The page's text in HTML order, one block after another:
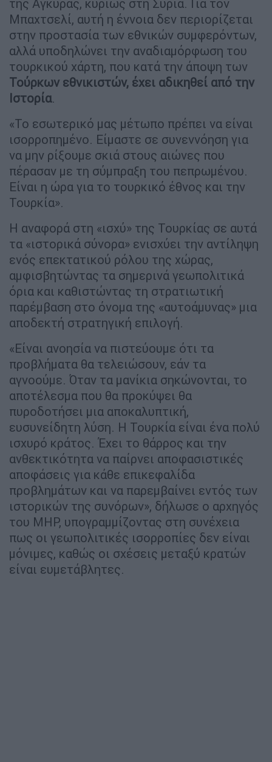
της Άγκυρας, κυρίως στη Συρία. Για τον
Μπαχτσελί, αυτή η έννοια δεν περιορίζεται
στην προστασία των εθνικών συμφερόντων,
αλλά υποδηλώνει την αναδιαμόρφωση του
τουρκικού χάρτη, που κατά την άποψη των
Τούρκων εθνικιστών, έχει αδικηθεί από την
Ιστορία.
«Το εσωτερικό μας μέτωπο πρέπει να είναι
ισορροπημένο. Είμαστε σε συνεννόηση για
να μην ρίξουμε σκιά στους αιώνες που
πέρασαν με τη σύμπραξη του πεπρωμένου.
Είναι η ώρα για το τουρκικό έθνος και την
Τουρκία».
Η αναφορά στη «ισχύ» της Τουρκίας σε αυτά
τα «ιστορικά σύνορα» ενισχύει την αντίληψη
ενός επεκτατικού ρόλου της χώρας,
αμφισβητώντας τα σημερινά γεωπολιτικά
όρια και καθιστώντας τη στρατιωτική
παρέμβαση στο όνομα της «αυτοάμυνας» μια
αποδεκτή στρατηγική επιλογή.
«Είναι ανοησία να πιστεύουμε ότι τα
προβλήματα θα τελειώσουν, εάν τα
αγνοούμε. Όταν τα μανίκια σηκώνονται, το
αποτέλεσμα που θα προκύψει θα
πυροδοτήσει μια αποκαλυπτική,
ευσυνείδητη λύση. Η Τουρκία είναι ένα πολύ
ισχυρό κράτος. Έχει το θάρρος και την
ανθεκτικότητα να παίρνει αποφασιστικές
αποφάσεις για κάθε επικεφαλίδα
προβλημάτων και να παρεμβαίνει εντός των
ιστορικών της συνόρων», δήλωσε ο αρχηγός
του ΜΗΡ, υπογραμμίζοντας στη συνέχεια
πως οι γεωπολιτικές ισορροπίες δεν είναι
μόνιμες, καθώς οι σχέσεις μεταξύ κρατών
είναι ευμετάβλητες.